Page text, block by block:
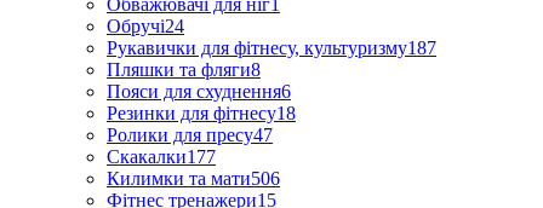
Обважювачі для ніг1
Обручі24
Рукавички для фітнесу, культуризму187
Пляшки та фляги8
Пояси для схуднення6
Резинки для фітнесу18
Ролики для пресу47
Скакалки177
Килимки та мати506
Фітнес тренажери15